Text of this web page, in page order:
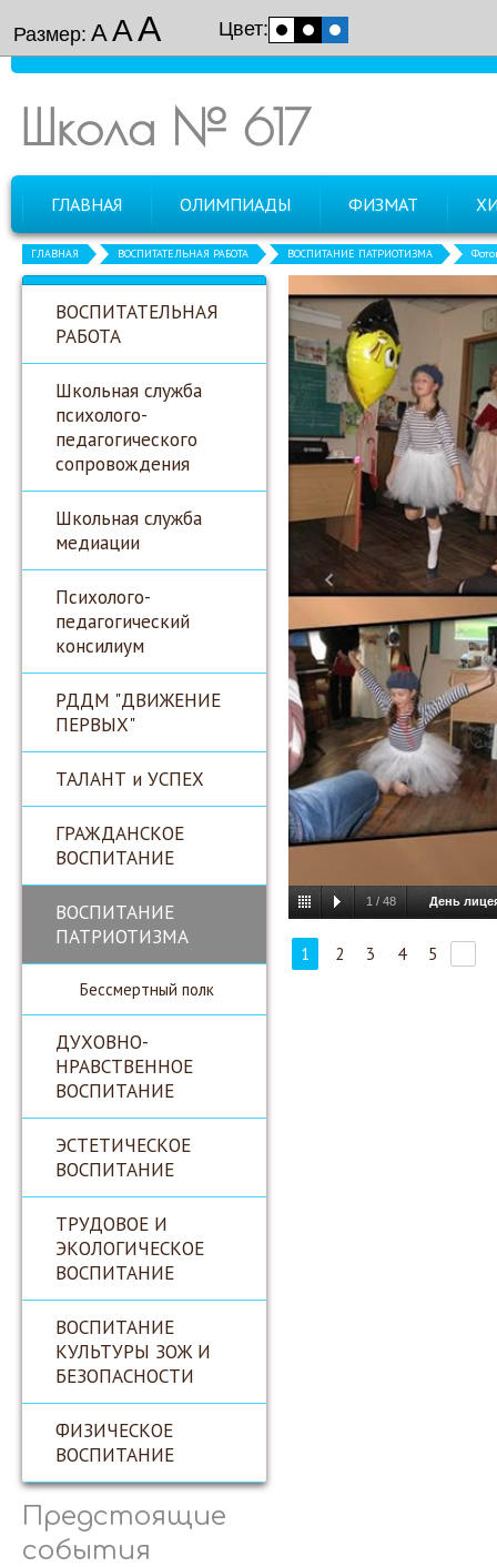
Размер: ААА Цвет:
Школа № 617
ГЛАВНАЯ ОЛИМПИАДЫ ФИЗМАТ
ГЛАВНАЯ ВОСПИТАТЕЛЬНАЯ РАБОТА ВОСПИТАНИЕ ПАТРИОТИЗМА
ВОСПИТАТЕЛЬНАЯ
РАБОТА
Школьная служба
психолого-
педагогического
сопровождения
Школьная служба
медиации
Психолого-
педагогический
консилиум
РДДМ "ДВИЖЕНИЕ
ПЕРВЫХ"
ТАЛАНТ и УСПЕХ
ГРАЖДАНСКОЕ
ВОСПИТАНИЕ
ВОСПИТАНИЕ
ПАТРИОТИЗМА
Бессмертный полк
ДУХОВНО-
НРАВСТВЕННОЕ
ВОСПИТАНИЕ
ЭСТЕТИЧЕСКОЕ
ВОСПИТАНИЕ
ТРУДОВОЕ И
ЭКОЛОГИЧЕСКОЕ
ВОСПИТАНИЕ
ВОСПИТАНИЕ
КУЛЬТУРЫ ЗОЖ И
БЕЗОПАСНОСТИ
ФИЗИЧЕСКОЕ
ВОСПИТАНИЕ
Предстоящие
события
1 / 48 День
1 2 3 4 5